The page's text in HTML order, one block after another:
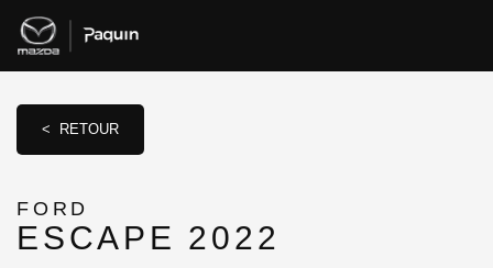
< RETOUR
FORD
ESCAPE 2022